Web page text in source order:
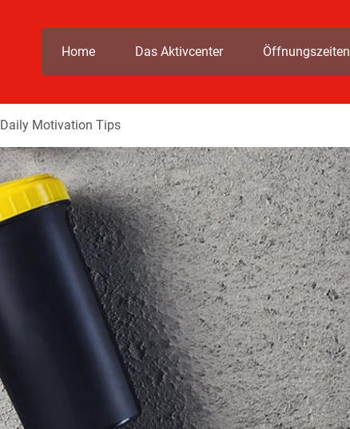
Home Das Aktivcenter Öffnungszeiten
Daily Motivation Tips